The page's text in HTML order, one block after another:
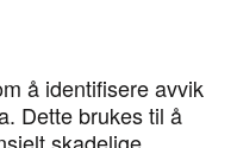
å identifisere avvik
Dette brukes til å